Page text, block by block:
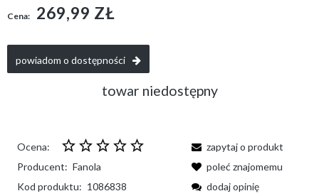
Cena: 269,99 ZŁ
powiadom o dostępności
towar niedostępny
Ocena:
Producent: Fanola
Kod produktu: 1086838
zapytaj o produkt
poleć znajomemu
dodaj opinię